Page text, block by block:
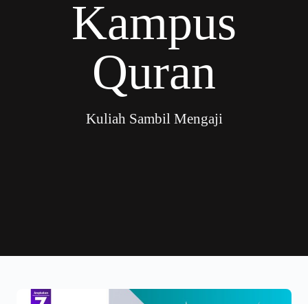
Kampus
Quran
Kuliah Sambil Mengaji